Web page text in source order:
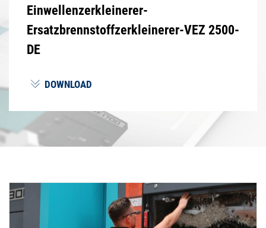
Einwellenzerkleinerer-
Ersatzbrennstoffzerkleinerer-VEZ 2500-
DE
DOWNLOAD